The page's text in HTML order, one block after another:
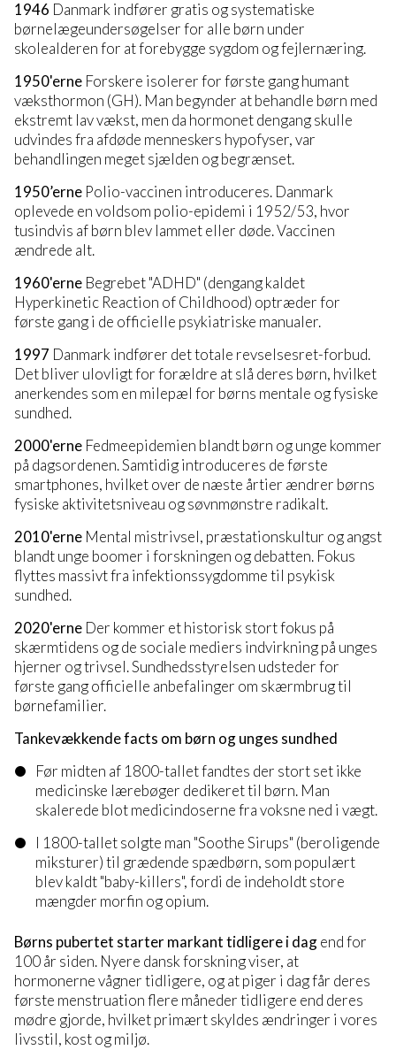
1946 Danmark indfører gratis og systematiske
børnelægeundersøgelser for alle børn under
skolealderen for at forebygge sygdom og fejlernæring.
1950'erne Forskere isolerer for første gang humant
væksthormon (GH). Man begynder at behandle børn med
ekstremt lav vækst, men da hormonet dengang skulle
udvindes fra afdøde menneskers hypofyser, var
behandlingen meget sjælden og begrænset.
1950’erne Polio-vaccinen introduceres. Danmark
oplevede en voldsom polio-epidemi i 1952/53, hvor
tusindvis af børn blev lammet eller døde. Vaccinen
ændrede alt.
1960'erne Begrebet "ADHD" (dengang kaldet
Hyperkinetic Reaction of Childhood) optræder for
første gang i de officielle psykiatriske manualer.
1997 Danmark indfører det totale revselsesret-forbud.
Det bliver ulovligt for forældre at slå deres børn, hvilket
anerkendes som en milepæl for børns mentale og fysiske
sundhed.
2000'erne Fedmeepidemien blandt børn og unge kommer
på dagsordenen. Samtidig introduceres de første
smartphones, hvilket over de næste årtier ændrer børns
fysiske aktivitetsniveau og søvnmønstre radikalt.
2010'erne Mental mistrivsel, præstationskultur og angst
blandt unge boomer i forskningen og debatten. Fokus
flyttes massivt fra infektionssygdomme til psykisk
sundhed.
2020'erne Der kommer et historisk stort fokus på
skærmtidens og de sociale mediers indvirkning på unges
hjerner og trivsel. Sundhedsstyrelsen udsteder for
første gang officielle anbefalinger om skærmbrug til
børnefamilier.
Tankevækkende facts om børn og unges sundhed
Før midten af 1800-tallet fandtes der stort set ikke
medicinske lærebøger dedikeret til børn. Man
skalerede blot medicindoserne fra voksne ned i vægt.
I 1800-tallet solgte man "Soothe Sirups" (beroligende
miksturer) til grædende spædbørn, som populært
blev kaldt "baby-killers", fordi de indeholdt store
mængder morfin og opium.
Børns pubertet starter markant tidligere i dagend for
100 år siden. Nyere dansk forskning viser, at
hormonerne vågner tidligere, og at piger i dag får deres
første menstruation flere måneder tidligere end deres
mødre gjorde, hvilket primært skyldes ændringer i vores
livsstil, kost og miljø.